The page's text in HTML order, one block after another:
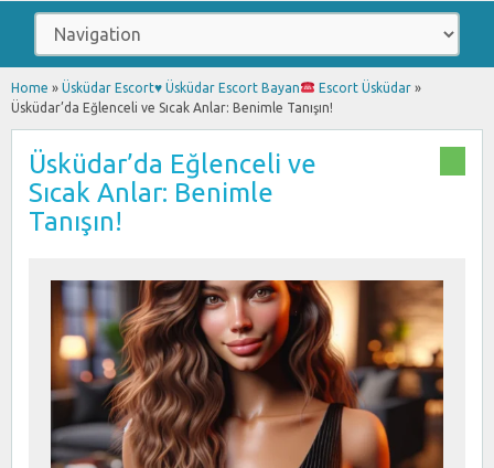
Home » Üsküdar Escort♥️ Üsküdar Escort Bayan Escort Üsküdar »
Üsküdar’da Eğlenceli ve Sıcak Anlar: Benimle Tanışın!
Üsküdar’da Eğlenceli ve
Sıcak Anlar: Benimle
Tanışın!